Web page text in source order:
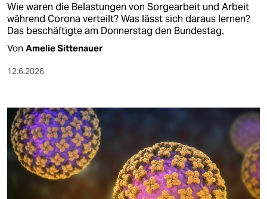
Wie waren die Belastungen von Sorgearbeit und Arbeit
während Corona verteilt? Was lässt sich daraus lernen?
Das beschäftigte am Donnerstag den Bundestag.
Von Amelie Sittenauer
12.6.2026